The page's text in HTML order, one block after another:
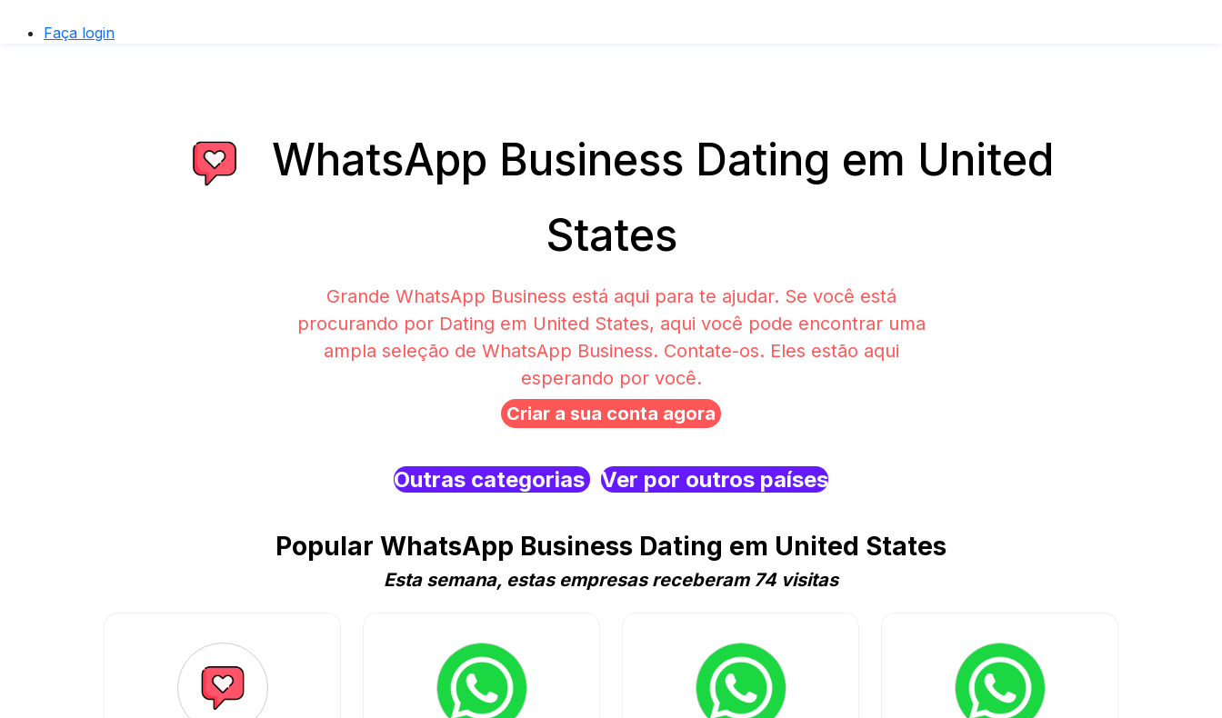
Faça login
WhatsApp Business Dating em United
States
Grande WhatsApp Business está aqui para te ajudar. Se você está
procurando por Dating em United States, aqui você pode encontrar uma
ampla seleção de WhatsApp Business. Contate-os. Eles estão aqui
esperando por você.
Criar a sua conta agora
Outras categorias Ver por outros países
Popular WhatsApp Business Dating em United States
Esta semana, estas empresas receberam 74 visitas